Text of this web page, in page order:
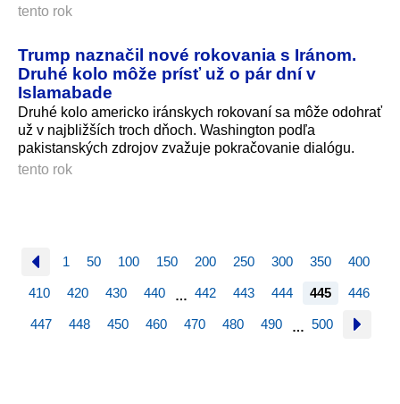
tento rok
Trump naznačil nové rokovania s Iránom.
Druhé kolo môže prísť už o pár dní v
Islamabade
Druhé kolo americko iránskych rokovaní sa môže odohrať
už v najbližších troch dňoch. Washington podľa
pakistanských zdrojov zvažuje pokračovanie dialógu.
tento rok
1 50 100 150 200 250 300 350 400
410 420 430 440 … 442 443 444 445 446
447 448 450 460 470 480 490 … 500